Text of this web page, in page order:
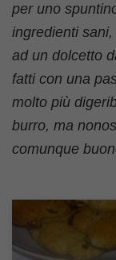
per uno
ingredienti
ad un dolcetto
fatti con una
molto più
burro, ma
comunque